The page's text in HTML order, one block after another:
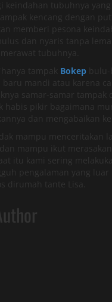
keindahan tubuhnya yang
kencang dengan
memberi pesona
dan nyaris tanpa
tubuhnya.
tampak Bokep
baru mandi atau karena
samar-samar tampak
habis pikir bagaimana
dan mengabaikan
mampu menceritakan
mampu ikut
itu kami sering
pengalaman yang luar
dirumah tante Lisa.